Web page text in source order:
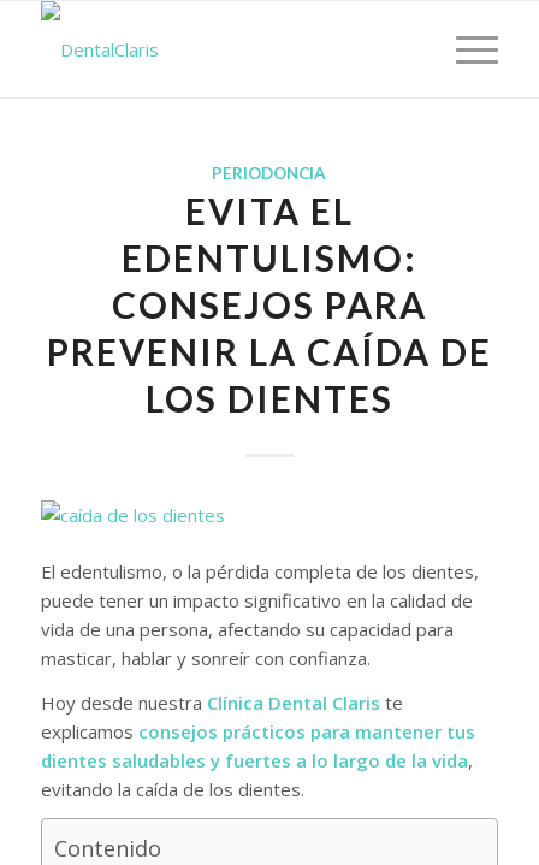
PERIODONCIA
EVITA EL
EDENTULISMO:
CONSEJOS PARA
PREVENIR LA CAÍDA DE
LOS DIENTES
El edentulismo, o la pérdida completa de los dientes,
puede tener un impacto significativo en la calidad de
vida de una persona, afectando su capacidad para
masticar, hablar y sonreír con confianza.
Hoy desde nuestra Clínica Dental Claris te
explicamos consejos prácticos para mantener tus
dientes saludables y fuertes a lo largo de la vida,
evitando la caída de los dientes.
Contenido